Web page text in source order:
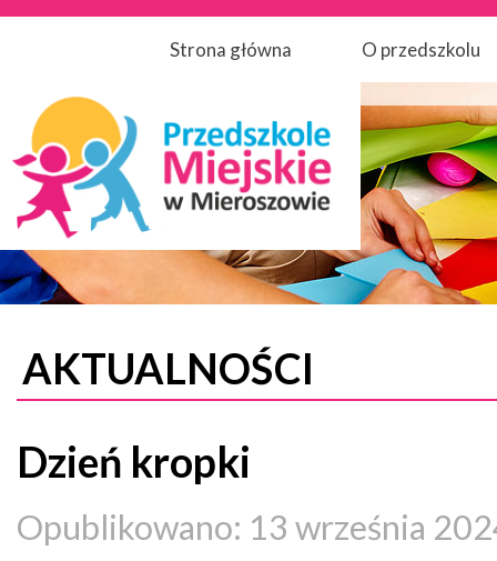
Strona główna O przedszkolu
AKTUALNOŚCI
Dzień kropki
Opublikowano: 13 września